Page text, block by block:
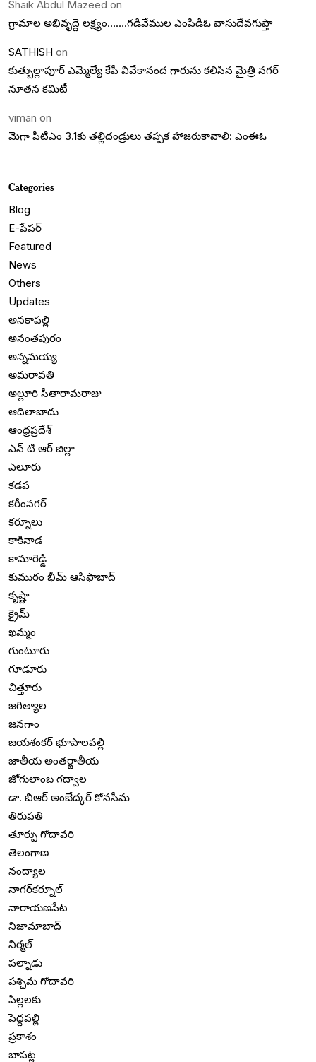
Shaik Abdul Mazeed on
గ్రామాల అభివృద్దె లక్ష్యం…….గడివేముల ఎంపీడీఓ వాసుదేవగుప్తా
SATHISH on
కుత్బుల్లాపూర్ ఎమ్మెల్యే కేపీ వివేకానంద గారును కలిసిన మైత్రి నగర్
నూతన కమిటీ
viman on
మెగా పీటీఎం 3.1కు తల్లిదండ్రులు తప్పక హాజరుకావాలి: ఎంఈఓ
Categories
Blog
E-పేపర్
Featured
News
Others
Updates
అనకాపల్లి
అనంతపురం
అన్నమయ్య
అమరావతి
అల్లూరి సీతారామరాజు
ఆదిలాబాదు
ఆంధ్రప్రదేశ్
ఎన్ టి ఆర్ జిల్లా
ఎలూరు
కడప
కరీంనగర్
కర్నూలు
కాకినాడ
కామారెడ్డి
కుమురం భీమ్ ఆసిఫాబాద్
కృష్ణా
క్రైమ్
ఖమ్మం
గుంటూరు
గూడూరు
చిత్తూరు
జగిత్యాల
జనగాం
జయశంకర్ భూపాలపల్లి
జాతీయ అంతర్జాతీయ
జోగులాంబ గద్వాల
డా. బిఆర్ అంబేద్కర్ కోనసీమ
తిరుపతి
తూర్పు గోదావరి
తెలంగాణ
నంద్యాల
నాగర్‌కర్నూల్
నారాయణపేట
నిజామాబాద్
నిర్మల్
పల్నాడు
పశ్చిమ గోదావరి
పిల్లలకు
పెద్దపల్లి
ప్రకాశం
బాపట్ల